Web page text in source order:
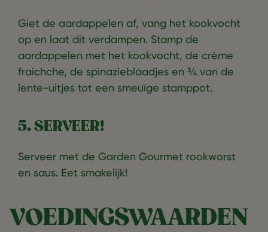
Giet de aardappelen af, vang het kookvocht
op en laat dit verdampen. Stamp de
aardappelen met het kookvocht, de crème
fraichche, de spinazieblaadjes en ¾ van de
lente-uitjes tot een smeuïge stamppot.
5. SERVEER!
Serveer met de Garden Gourmet rookworst
en saus. Eet smakelijk!
VOEDINGSWAARDEN